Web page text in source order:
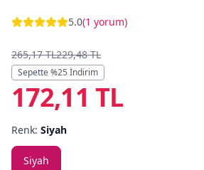
Beden
Markalar
Plaj & Mayo
Yazlık Pijama
Kampanyalar
5.0(1 yorum)
265,17 TL229,48 TL
Sepette %25 İndirim
172,11 TL
Renk: Siyah
Siyah